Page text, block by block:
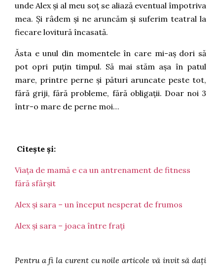
unde Alex și al meu soț se aliază eventual împotriva
mea. Și râdem și ne aruncăm și suferim teatral la
fiecare lovitură încasată.
Ăsta e unul din momentele în care mi-aș dori să
pot opri puțin timpul. Să mai stăm așa în patul
mare, printre perne și pături aruncate peste tot,
fără griji, fără probleme, fără obligații. Doar noi 3
într-o mare de perne moi…
Citește și:
Viața de mamă e ca un antrenament de fitness
fără sfârșit
Alex și sara – un început nesperat de frumos
Alex și sara – joaca între frați
Pentru a fi la curent cu noile articole vă invit să dați